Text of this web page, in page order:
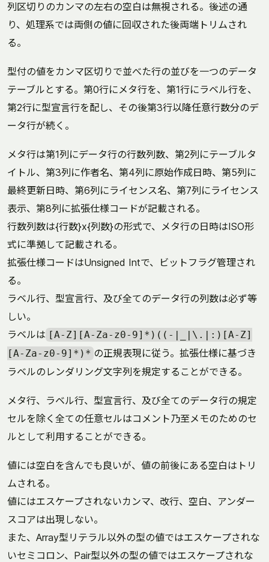
列区切りのカンマの左右の空白は無視される。後述の通
り、処理系では両側の値に回収された後両端トリムされ
る。
型付の値をカンマ区切りで並べた行の並びを一つのデータ
テーブルとする。第0行にメタ行を、第1行にラベル行を、
第2行に型宣言行を配し、その後第3行以降任意行数分のデ
ータ行が続く。
メタ行は第1列にデータ行の行数列数、第2列にテーブルタ
イトル、第3列に作者名、第4列に原始作成日時、第5列に
最終更新日時、第6列にライセンス名、第7列にライセンス
表示、第8列に拡張仕様コードが記載される。
行数列数は{行数}x{列数}の形式で、メタ行の日時はISO形
式に準拠して記載される。
拡張仕様コードはUnsigned Intで、ビットフラグ管理され
る。
ラベル行、型宣言行、及び全てのデータ行の列数は必ず等
しい。
ラベルは [A-Z][A-Za-z0-9]*)((-|_|\.|:)[A-Z]
[A-Za-z0-9]*)* の正規表現に従う。拡張仕様に基づき
ラベルのレンダリング文字列を規定することができる。
メタ行、ラベル行、型宣言行、及び全てのデータ行の規定
セルを除く全ての任意セルはコメント乃至メモのためのセ
ルとして利用することができる。
値には空白を含んでも良いが、値の前後にある空白はトリ
ムされる。
値にはエスケープされないカンマ、改行、空白、アンダー
スコアは出現しない。
また、Array型リテラル以外の型の値ではエスケープされな
いセミコロン、Pair型以外の型の値ではエスケープされな